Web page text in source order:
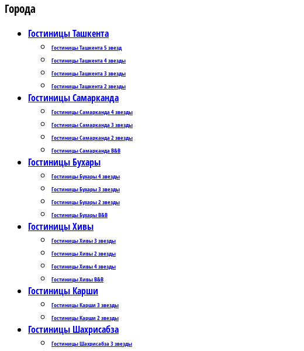
Города
Гостиницы Ташкента
Гостиницы Ташкента 5 звезд
Гостиницы Ташкента 4 звезды
Гостиницы Ташкента 3 звезды
Гостиницы Ташкента 2 звезды
Гостиницы Самарканда
Гостиницы Самарканда 4 звезды
Гостиницы Самарканда 3 звезды
Гостиницы Самарканда 2 звезды
Гостиницы Самарканда B&B
Гостиницы Бухары
Гостиницы Бухары 4 звезды
Гостиницы Бухары 3 звезды
Гостиницы Бухары 2 звезды
Гостиницы Бухары B&B
Гостиницы Хивы
Гостиницы Хивы 3 звезды
Гостиницы Хивы 2 звезды
Гостиницы Хивы 4 звезды
Гостиницы Хивы B&B
Гостиницы Карши
Гостиницы Карши 3 звезды
Гостиницы Карши 2 звезды
Гостиницы Шахрисабза
Гостиницы Шахрисабза 3 звезды